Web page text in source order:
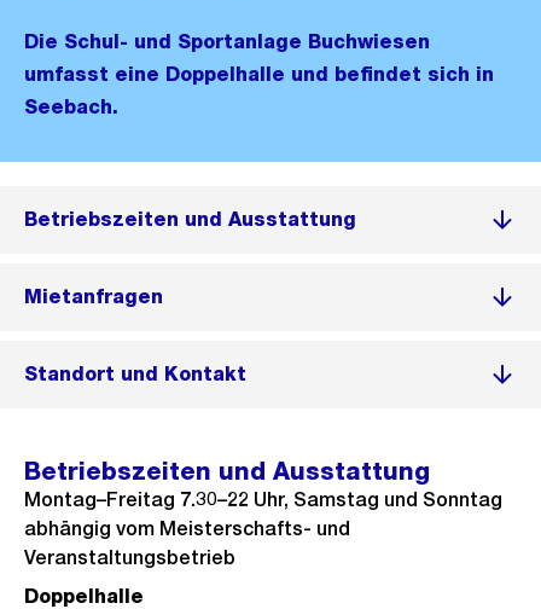
Die Schul- und Sportanlage Buchwiesen
umfasst eine Doppelhalle und befindet sich in
Seebach.
Betriebszeiten und Ausstattung
Mietanfragen
Standort und Kontakt
Betriebszeiten und Ausstattung
Montag–Freitag 7.30–22 Uhr, Samstag und Sonntag
abhängig vom Meisterschafts- und
Veranstaltungsbetrieb
Doppelhalle